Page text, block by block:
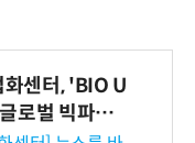
화센터, 'BIO U
로벌 빅파마